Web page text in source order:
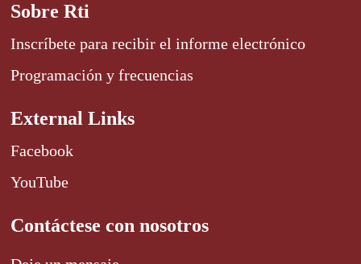
Sobre Rti
Inscríbete para recibir el informe electrónico
Programación y frecuencias
External Links
Facebook
YouTube
Contáctese con nosotros